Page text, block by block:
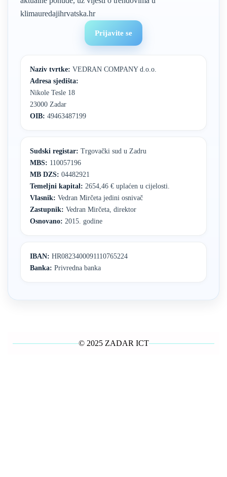
klimauredajihrvatska.hr
Prijavite se
Naziv tvrtke: VEDRAN COMPANY d.o.o.
Adresa sjedišta:
Nikole Tesle 18
23000 Zadar
OIB: 49463487199
Sudski registar: Trgovački sud u Zadru
MBS: 110057196
MB DZS: 04482921
Temeljni kapital: 2654,46 € uplaćen u cijelosti.
Vlasnik: Vedran Mirčeta jedini osnivač
Zastupnik: Vedran Mirčeta, direktor
Osnovano: 2015. godine
IBAN: HR0823400091110765224
Banka: Privredna banka
© 2025 ZADAR ICT